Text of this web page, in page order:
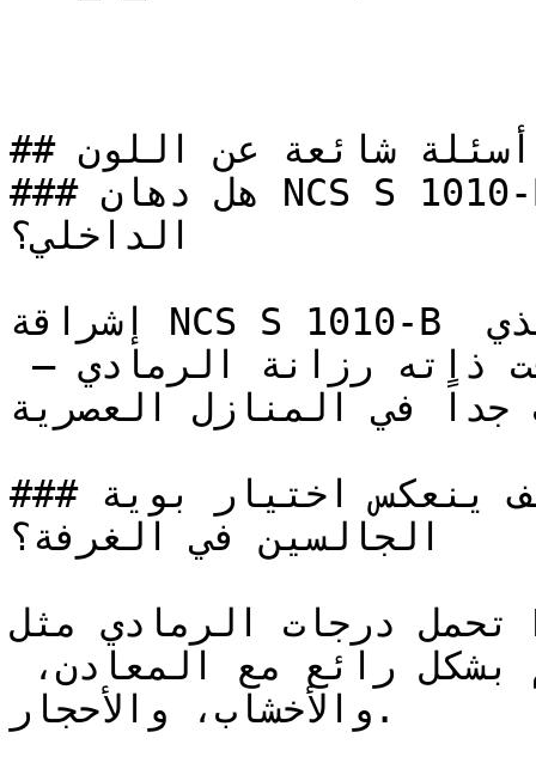
## أسئلة شائعة عن اللون
### هل دهان NCS S 1010-B خيار مناسب للتصميم
الداخلي؟
إشراقة NCS S 1010-B تحافظ على اتساع المكان الذي
في المنازل العصرية.
### كيف ينعكس اختيار بوية NCS S 1010-B على نفسية
الجالسين في الغرفة؟
تحمل درجات الرمادي مثل NCS S 1010-B أناقة صناعية
والأخشاب، والأحجار.